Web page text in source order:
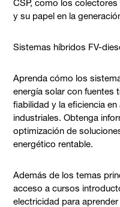
CSP, como los
y su papel en la
Sistemas híbridos FV-
Aprenda cómo los
energía solar con fuentes
fiabilidad y la eficiencia
industriales. Obtenga
optimización de
energético rentable.
Además de los temas
acceso a cursos
electricidad para